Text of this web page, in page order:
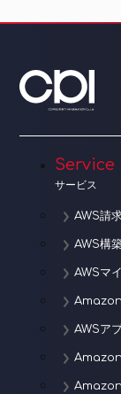
ビ
ゲ
ー
シ
ョ Service
サービス
AWS請
AWS構
AWSマ
AWSア